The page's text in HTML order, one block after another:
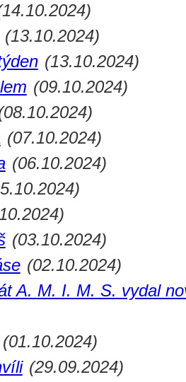
(13.10.2024)
(13.10.2024)
(09.10.2024)
(07.10.2024)
(06.10.2024)
(03.10.2024)
(02.10.2024)
A. M. I. M. S. vydal
(01.10.2024)
(29.09.2024)